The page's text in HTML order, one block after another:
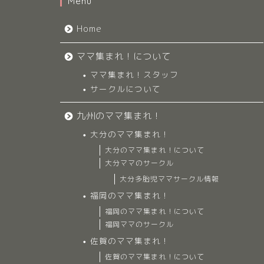
Home
ママ集まれ！について
ママ集まれ！スタッフ
サークルについて
九州のママ集まれ！
大分のママ集まれ！
大分のママ集まれ！について
大分ママのサークル
大分多胎児ママサークル情報
福岡のママ集まれ！
福岡のママ集まれ！について
福岡ママのサークル
佐賀のママ集まれ！
佐賀のママ集まれ！について